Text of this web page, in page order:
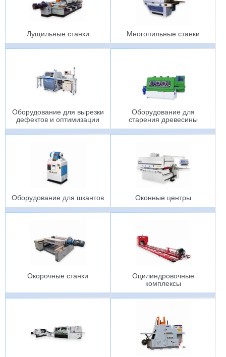
Лущильные станки Многопильные станки
Оборудование для вырезки
дефектов и оптимизации
Оборудование для
старения древесины
Оборудование для шкантов Оконные центры
Окорочные станки
Оцилиндровочные
комплексы